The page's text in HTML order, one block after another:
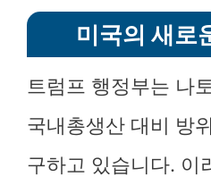
미국의 새로
트럼프 행정부는 나
국내총생산 대비 방
구하고 있습니다. 이